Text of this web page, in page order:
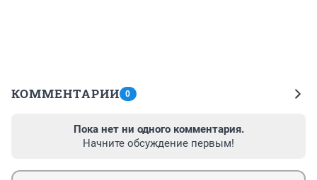
КОММЕНТАРИИ 0
Пока нет ни одного комментария.
Начните обсуждение первым!